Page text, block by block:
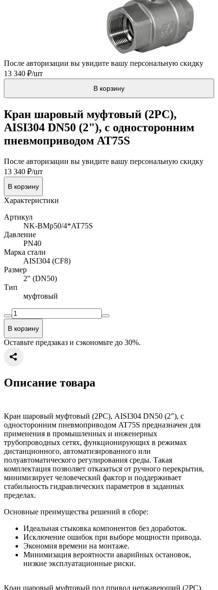
После авторизации вы увидите вашу персональную скидку
13 340 ₽/шт
В корзину
Кран шаровый муфтовый (2PC),
AISI304 DN50 (2"), с односторонним
пневмоприводом AT75S
После авторизации вы увидите вашу персональную скидку
13 340 ₽/шт
В корзину
Характеристики
Артикул
NK-BMp50/4*AT75S
Давление
PN40
Марка стали
AISI304 (CF8)
Размер
2" (DN50)
Тип
муфтовый
В корзину
Оставьте предзаказ и сэкономьте до 30%.
Описание товара
Кран шаровый муфтовый под привод нержавеющий (2PC),
Кран шаровый муфтовый (2PC), AISI304 DN50 (2"), с
односторонним пневмоприводом AT75S предназначен для
применения в промышленных и инженерных
трубопроводных сетях, функционирующих в режимах
дистанционного, автоматизированного или
полуавтоматического регулирования среды. Такая
комплектация позволяет отказаться от ручного перекрытия,
минимизирует человеческий фактор и поддерживает
стабильность гидравлических параметров в заданных
пределах.
Основные преимущества решений в сборе:
Идеальная стыковка компонентов без доработок.
Исключение ошибок при выборе мощности привода.
Экономия времени на монтаже.
Минимизация вероятности аварийных остановок,
низкие эксплуатационные риски.